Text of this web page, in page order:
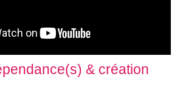
& création